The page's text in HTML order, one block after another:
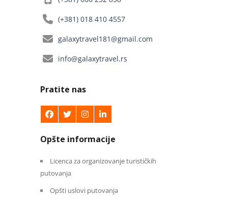
(+381) 018 410 4557
galaxytravel181@gmail.com
info@galaxytravel.rs
Pratite nas
Opšte informacije
Licenca za organizovanje turističkih
putovanja
Opšti uslovi putovanja